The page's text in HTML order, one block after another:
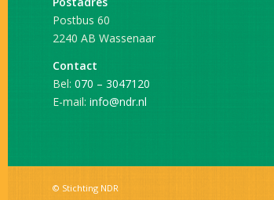
Postbus 60
2240 AB Wassenaar
Contact
Bel: 070 – 3047120
E-mail: info@ndr.nl
© Stichting NDR